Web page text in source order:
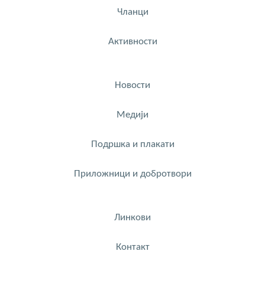
Чланци
Активности
Новости
Медији
Подршка и плакати
Приложници и добротвори
Линкови
Контакт